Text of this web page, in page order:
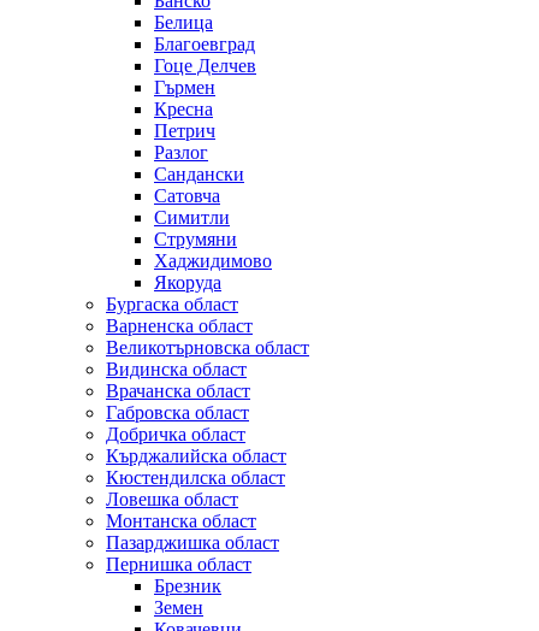
Белица
Благоевград
Гоце Делчев
Гърмен
Кресна
Петрич
Разлог
Сандански
Сатовча
Симитли
Струмяни
Хаджидимово
Якоруда
Бургаска област
Варненска област
Великотърновска област
Видинска област
Врачанска област
Габровска област
Добричка област
Кърджалийска област
Кюстендилска област
Ловешка област
Монтанска област
Пазарджишка област
Пернишка област
Брезник
Земен